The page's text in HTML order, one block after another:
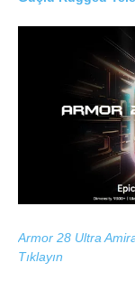
Armor 28 Ultra
Tıklayın